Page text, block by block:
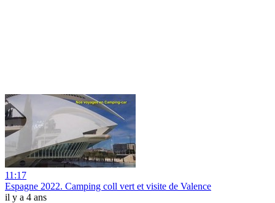
11:17
Espagne 2022. Camping coll vert et visite de Valence
il y a 4 ans